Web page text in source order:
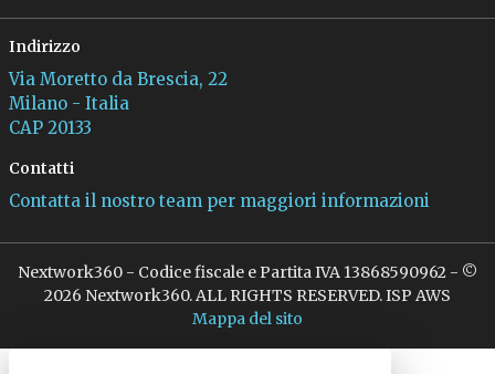
Indirizzo
Via Moretto da Brescia, 22
Milano - Italia
CAP 20133
Contatti
Contatta il nostro team per maggiori informazioni
Nextwork360 - Codice fiscale e Partita IVA 13868590962 - ©
2026 Nextwork360. ALL RIGHTS RESERVED. ISP AWS
Mappa del sito